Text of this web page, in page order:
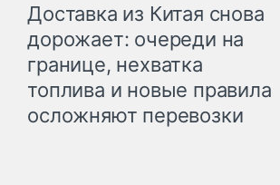
Доставка из Китая снова
дорожает: очереди на
границе, нехватка
топлива и новые правила
осложняют перевозки